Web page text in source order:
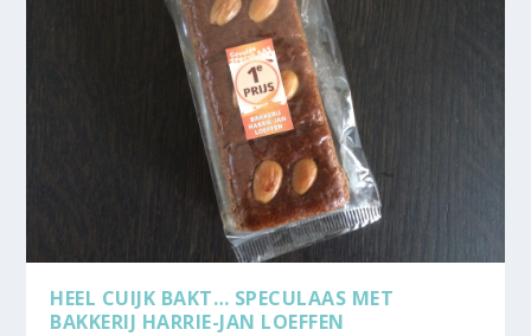
HEEL CUIJK BAKT… SPECULAAS MET
BAKKERIJ HARRIE-JAN LOEFFEN